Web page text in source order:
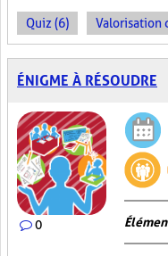
Quiz (6) Valorisation
ÉNIGME À RÉSOUDRE
0